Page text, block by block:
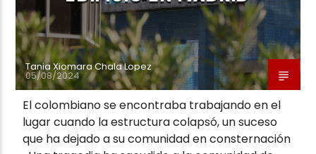
Tania Xiomara Chala Lopez
05/08/2024
El colombiano se encontraba trabajando en el
lugar cuando la estructura colapsó, un suceso
que ha dejado a su comunidad en consternación